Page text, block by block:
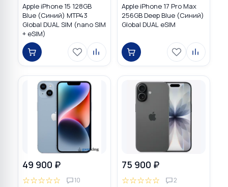
Apple iPhone 15 128GB
Blue (Синий) MTP43
Global DUAL SIM (nano SIM
+ eSIM)
Apple iPhone 17 Pro Max
256GB Deep Blue (Синий)
Global DUAL eSIM
49 900 ₽
☆☆☆☆☆ 10
75 900 ₽
☆☆☆☆☆ 2